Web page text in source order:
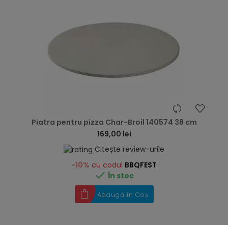
Piatra pentru pizza Char-Broil 140574 38 cm
169,00 lei
Citește review-urile
-10% cu codul BBQFEST
 În stoc
Adaugă în Coș